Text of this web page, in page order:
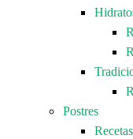
Postres